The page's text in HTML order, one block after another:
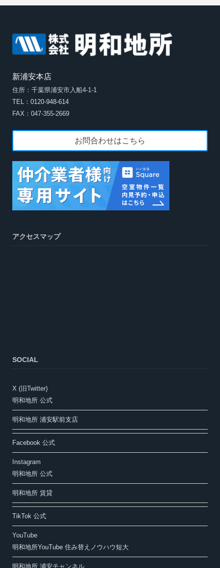
新浦安本店
住所：千葉県浦安市入船4-1-1
TEL：0120-948-614
FAX：047-355-2669
お問合わせはこちら
アクセスマップ
SOCIAL
X (旧Twitter)
明和地所 公式
明和地所 浦安駅前支店
Facebook 公式
Instagram
明和地所 公式
明和地所 賃貸
TikTok 公式
YouTube
明和地所YouTube 住み替えノウハウ短大
明和地所 浦安チャンネル